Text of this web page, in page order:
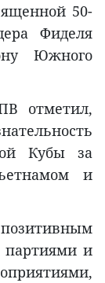
50-
Фиделя
Южного
отметил,
Кубы за
и
партиями и